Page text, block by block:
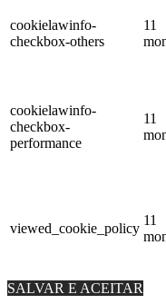
cookielawinfo-
checkbox-others
11
cookielawinfo-
checkbox-
performance
11
viewed_cookie_policy
11
SALVAR E ACEITAR